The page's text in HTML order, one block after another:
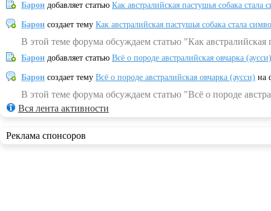
Барон добавляет статью Как австралийская пастушья собака
Барон создает тему Как австралийская пастушья собака стала
В этой теме форума обсуждаем статью "Как
Барон добавляет статью Всё о породе австралийская овчарка (аусси)
Барон создает тему Всё о породе австралийская овчарка (аусси) на
В этой теме форума обсуждаем статью "Всё о породе
Вся лента активности
Реклама спонсоров